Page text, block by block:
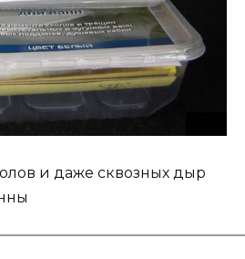
и даже сквозных дыр